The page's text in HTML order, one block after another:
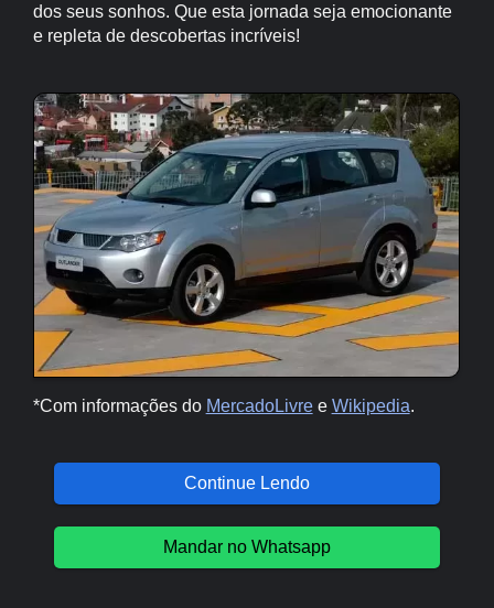
dos seus sonhos. Que esta jornada seja emocionante
e repleta de descobertas incríveis!
*Com informações do MercadoLivree Wikipedia.
Continue Lendo
Mandar no Whatsapp